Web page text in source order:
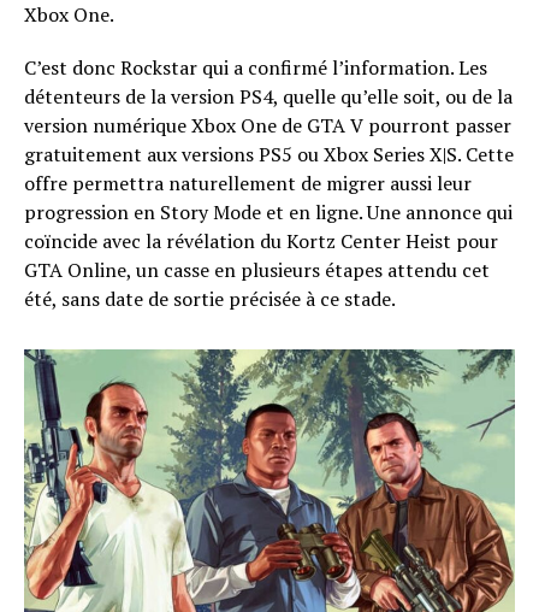
Xbox One.
C’est donc Rockstar qui a confirmé l’information. Les
détenteurs de la version PS4, quelle qu’elle soit, ou de la
version numérique Xbox One de GTA V pourront passer
gratuitement aux versions PS5 ou Xbox Series X|S. Cette
offre permettra naturellement de migrer aussi leur
progression en Story Mode et en ligne. Une annonce qui
coïncide avec la révélation du Kortz Center Heist pour
GTA Online, un casse en plusieurs étapes attendu cet
été, sans date de sortie précisée à ce stade.